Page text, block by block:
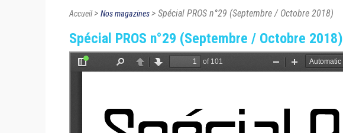
Accueil> Nos magazines> Spécial PROS n°29 (Septembre / Octobre 2018)
Spécial PROS n°29 (Septembre / Octobre 2018)